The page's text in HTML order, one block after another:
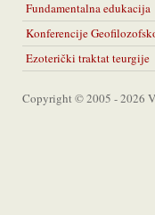
Fundamentalna edukacija
Konferencije
Ezoterički traktat teurgije
Copyright © 2005 - 2026